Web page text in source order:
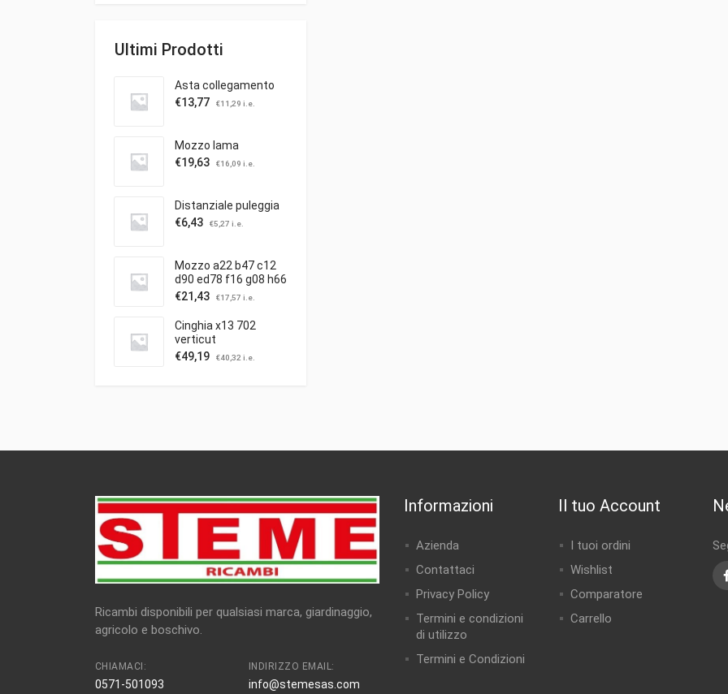
Ultimi Prodotti
Asta collegamento
€13,77 €11,29 i.e.
Mozzo lama
€19,63 €16,09 i.e.
Distanziale puleggia
€6,43 €5,27 i.e.
Mozzo a22 b47 c12
d90 ed78 f16 g08 h66
c/puleggia ibea
€21,43 €17,57 i.e.
Cinghia x13 702
verticut
€49,19 €40,32 i.e.
Ricambi disponibili per qualsiasi marca, giardinaggio,
agricolo e boschivo.
CHIAMACI:
0571-501093
INDIRIZZO EMAIL:
info@stemesas.com
Informazioni
Azienda
Contattaci
Privacy Policy
Termini e condizioni
di utilizzo
Termini e Condizioni
Il tuo Account
I tuoi ordini
Wishlist
Comparatore
Carrello